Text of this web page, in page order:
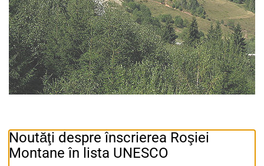
Noutăţi despre înscrierea Roşiei
Montane în lista UNESCO